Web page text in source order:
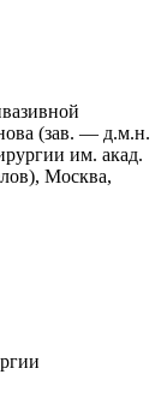
(зав. — д.м.н.
им. акад.
Москва,